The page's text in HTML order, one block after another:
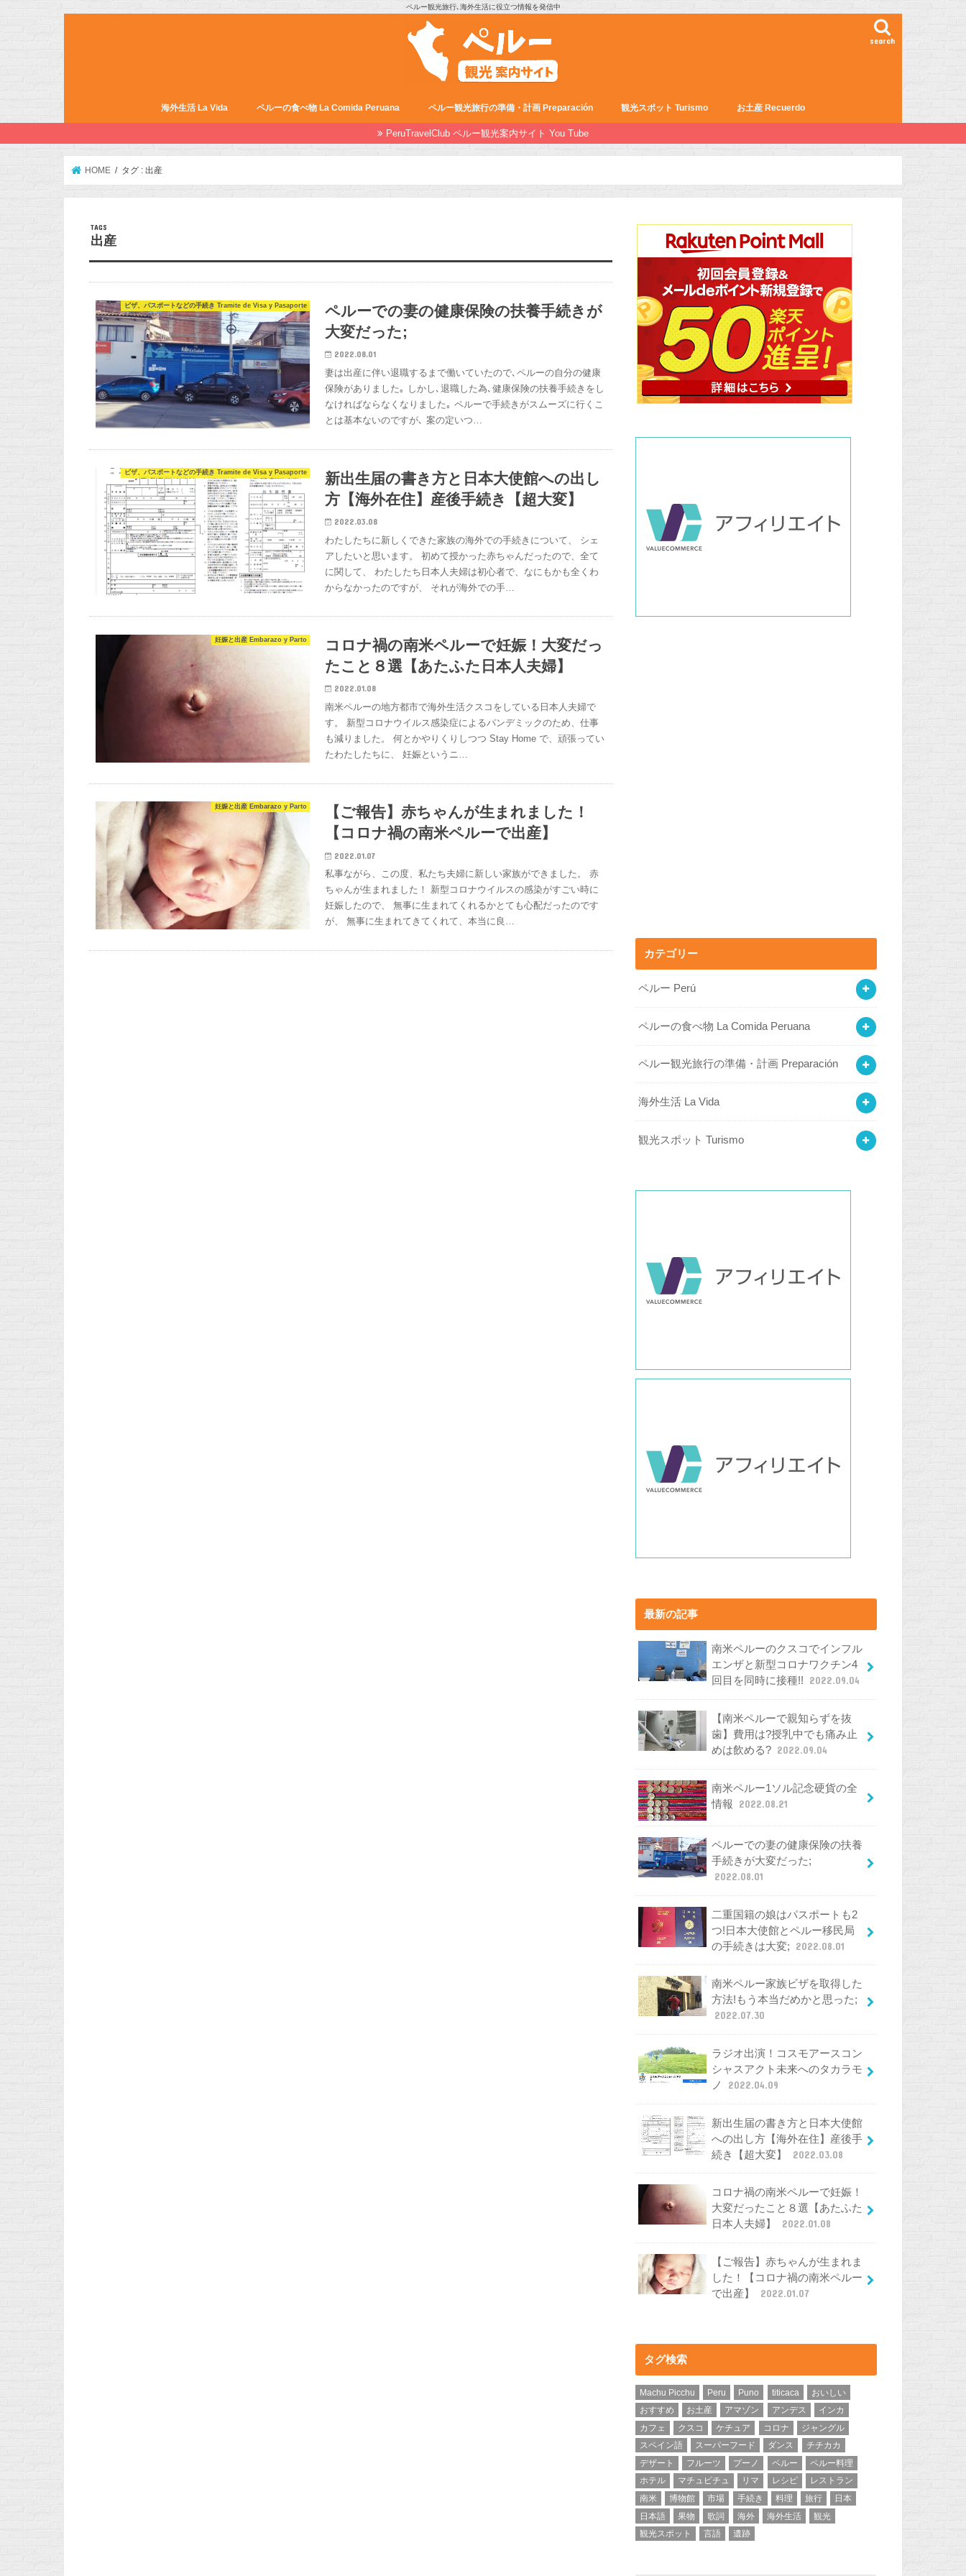
ペルー観光旅行､海外生活に役立つ情報を発信中
search
海外生活 La Vida ペルーの食べ物 La Comida Peruana ペルー観光旅行の準備・計画 Preparación 観光スポット Turismo お土産 Recuerdo
PeruTravelClub ペルー観光案内サイト You Tube
HOME タグ : 出産
出産
ビザ、パスポートなどの手続き Tramite de Visa y Pasaporte
ペルーでの妻の健康保険の扶養手続きが
大変だった;
2022.08.01
妻は出産に伴い退職するまで働いていたので､ペルーの自分の健康
保険がありました｡ しかし､退職した為､健康保険の扶養手続きをし
なければならなくなりました｡ ペルーで手続きがスムーズに行くこ
とは基本ないのですが､ 案の定いつ…
ビザ、パスポートなどの手続き Tramite de Visa y Pasaporte
新出生届の書き方と日本大使館への出し
方【海外在住】産後手続き【超大変】
2022.03.08
わたしたちに新しくできた家族の海外での手続きについて、 シェ
アしたいと思います。 初めて授かった赤ちゃんだったので、全て
に関して、 わたしたち日本人夫婦は初心者で、なにもかも全くわ
からなかったのですが、 それが海外での手…
妊娠と出産 Embarazo y Parto
コロナ禍の南米ペルーで妊娠！大変だっ
たこと８選【あたふた日本人夫婦】
2022.01.08
南米ペルーの地方都市で海外生活クスコをしている日本人夫婦で
す。 新型コロナウイルス感染症によるパンデミックのため、仕事
も減りました。 何とかやりくりしつつ Stay Home で、頑張ってい
たわたしたちに、 妊娠というニ…
妊娠と出産 Embarazo y Parto
【ご報告】赤ちゃんが生まれました！
【コロナ禍の南米ペルーで出産】
2022.01.07
私事ながら、この度、私たち夫婦に新しい家族ができました。 赤
ちゃんが生まれました！ 新型コロナウイルスの感染がすごい時に
妊娠したので、 無事に生まれてくれるかとても心配だったのです
が、 無事に生まれてきてくれて、本当に良…
カテゴリー
ペルー Perú
ペルーの食べ物 La Comida Peruana
ペルー観光旅行の準備・計画 Preparación
海外生活 La Vida
観光スポット Turismo
最新の記事
南米ペルーのクスコでインフル
エンザと新型コロナワクチン4
回目を同時に接種!!
2022.09.04
【南米ペルーで親知らずを抜
歯】費用は?授乳中でも痛み止
めは飲める? 2022.09.04
南米ペルー1ソル記念硬貨の全
情報
2022.08.21
ペルーでの妻の健康保険の扶養
手続きが大変だった;
2022.08.01
二重国籍の娘はパスポートも2
つ!日本大使館とペルー移民局
の手続きは大変;
2022.08.01
南米ペルー家族ビザを取得した
方法!もう本当だめかと思った;
2022.07.30
ラジオ出演！コスモアースコン
シャスアクト未来へのタカラモ
ノ
2022.04.09
新出生届の書き方と日本大使館
への出し方【海外在住】産後手
続き【超大変】
2022.03.08
コロナ禍の南米ペルーで妊娠！
大変だったこと８選【あたふた
日本人夫婦】
2022.01.08
【ご報告】赤ちゃんが生まれま
した！【コロナ禍の南米ペルー
で出産】
2022.01.07
タグ検索
Machu Picchu Peru Puno titicaca
おいしい
おすすめ
お土産 アマゾン アンデス
インカ
カフェ
クスコ ケチュア コロナ
ジャングル
スペイン語
スーパーフード ダンス
チチカカ
デザート
フルーツ プーノ ペルー
ペルー料理
ホテル
マチュピチュ リマ レシピ
レストラン
南米
博物館 市場 手続き 料理 旅行
日本
日本語
果物 歌詞 海外 海外生活
観光
観光スポット
言語 遺跡